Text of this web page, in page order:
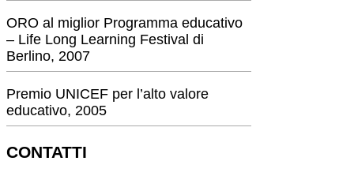
ORO al miglior Programma educativo
– Life Long Learning Festival di
Berlino, 2007
Premio UNICEF per l’alto valore
educativo, 2005
CONTATTI